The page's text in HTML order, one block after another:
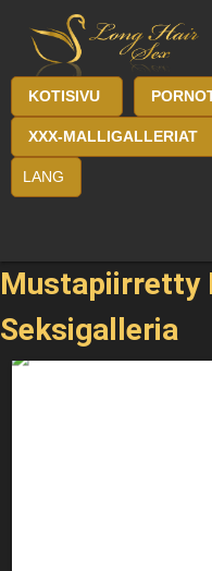
KOTISIVU
XXX-MALLIGALLERIAT
LANG
Mustapiirretty
Seksigalleria